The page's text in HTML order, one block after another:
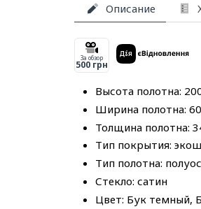
Описание
За обзор
500 грн
Высота полотна:
Ширина полотна:
Толщина полотна:
Тип покрытия:
Тип полотна:
Стекло: сатин
Цвет: Бук темный,